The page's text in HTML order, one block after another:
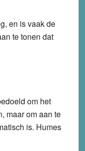
en is vaak de
te tonen dat
om het
maar om aan te
is. Humes